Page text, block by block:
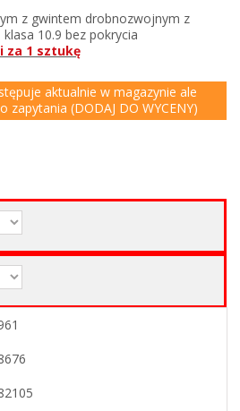
z gwintem drobnozwojnym z
10.9 bez pokrycia
za 1 sztukę
aktualnie w magazynie ale
zapytania (DODAJ DO WYCENY)